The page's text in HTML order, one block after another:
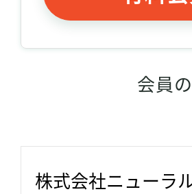
会員
株式会社ニューラ